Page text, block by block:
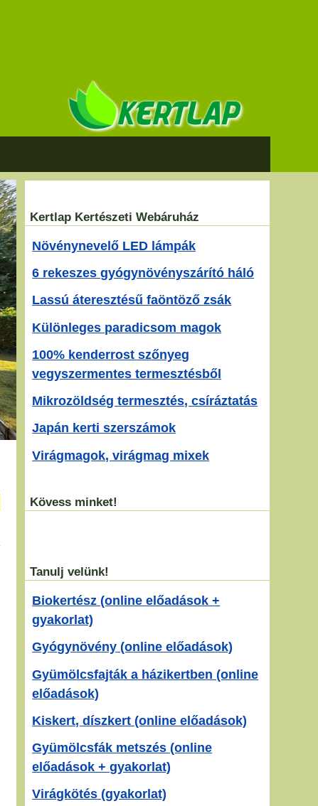
Kertlap Kertészeti Webáruház
Növénynevelő LED lámpák
6 rekeszes gyógynövényszárító háló
Lassú áteresztésű faöntöző zsák
Különleges paradicsom magok
100% kenderrost szőnyeg
vegyszermentes termesztésből
Mikrozöldség termesztés, csíráztatás
Japán kerti szerszámok
Virágmagok, virágmag mixek
Kövess minket!
Tanulj velünk!
Biokertész (online előadások +
gyakorlat)
Gyógynövény (online előadások)
Gyümölcsfajták a házikertben (online
előadások)
Kiskert, díszkert (online előadások)
Gyümölcsfák metszés (online
előadások + gyakorlat)
Virágkötés (gyakorlat)